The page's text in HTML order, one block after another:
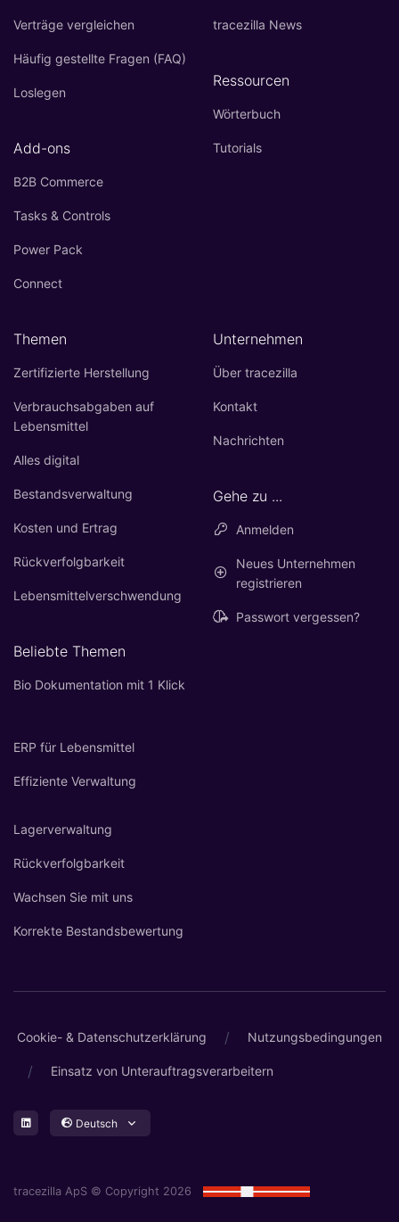
Verträge vergleichen
Häufig gestellte Fragen (FAQ)
Loslegen
Add-ons
B2B Commerce
Tasks & Controls
Power Pack
Connect
tracezilla News
Ressourcen
Wörterbuch
Tutorials
Themen
Zertifizierte Herstellung
Verbrauchsabgaben auf
Lebensmittel
Alles digital
Bestandsverwaltung
Kosten und Ertrag
Rückverfolgbarkeit
Lebensmittelverschwendung
Beliebte Themen
Bio Dokumentation mit 1 Klick
ERP für Lebensmittel
Effiziente Verwaltung
Lagerverwaltung
Rückverfolgbarkeit
Wachsen Sie mit uns
Korrekte Bestandsbewertung
Unternehmen
Über tracezilla
Kontakt
Nachrichten
Gehe zu ...
Anmelden
Neues Unternehmen
registrieren
Passwort vergessen?
Cookie- & Datenschutzerklärung / Nutzungsbedingungen
/ Einsatz von Unterauftragsverarbeitern
Deutsch
tracezilla ApS © Copyright 2026